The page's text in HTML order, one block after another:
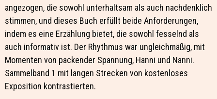
angezogen, die sowohl unterhaltsam als auch nachdenklich
stimmen, und dieses Buch erfüllt beide Anforderungen,
indem es eine Erzählung bietet, die sowohl fesselnd als
auch informativ ist. Der Rhythmus war ungleichmäßig, mit
Momenten von packender Spannung, Hanni und Nanni.
Sammelband 1 mit langen Strecken von kostenloses
Exposition kontrastierten.